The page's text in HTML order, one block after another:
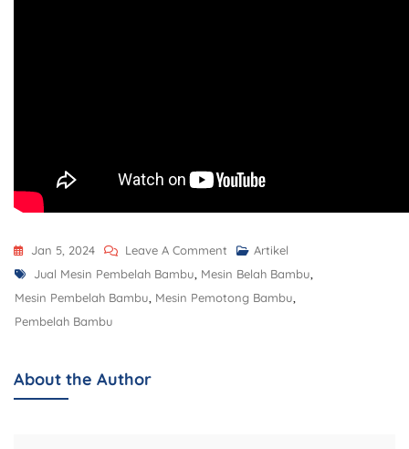
Jan 5, 2024 Leave A Comment
Artikel
Jual Mesin Pembelah Bambu, Mesin Belah Bambu,
Mesin Pembelah Bambu, Mesin Pemotong Bambu,
Pembelah Bambu
About the Author